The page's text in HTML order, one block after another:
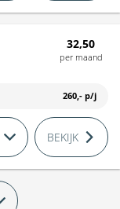
32,50
per maand
260,- p/j
BEKIJK